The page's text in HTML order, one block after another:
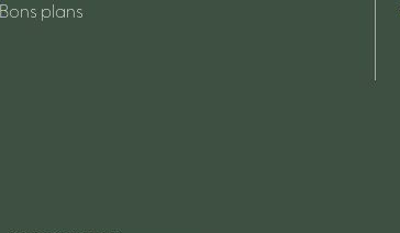
Bons plans